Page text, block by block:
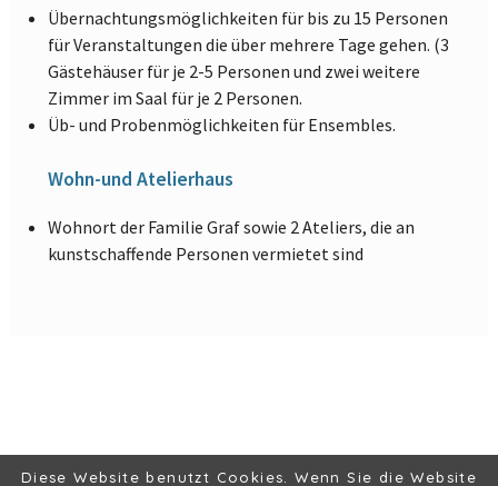
Übernachtungsmöglichkeiten für bis zu 15 Personen
für Veranstaltungen die über mehrere Tage gehen. (3
Gästehäuser für je 2-5 Personen und zwei weitere
Zimmer im Saal für je 2 Personen.
Üb- und Probenmöglichkeiten für Ensembles.
Wohn-und Atelierhaus
Wohnort der Familie Graf sowie 2 Ateliers, die an
kunstschaffende Personen vermietet sind
Diese Website benutzt Cookies. Wenn Sie die Website